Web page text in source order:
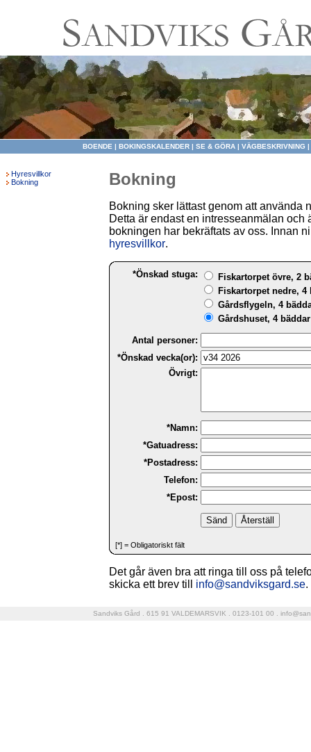
BOENDE | BOKINGSKALENDER | SE & GÖRA | VÄGBESKRIVNING |
Hyresvillkor
Bokning
Bokning
Bokning sker lättast genom att använda
Detta är endast en intresseanmälan och
bokningen har bekräftats av oss. Innan
hyresvillkor.
*Önskad stuga:
Fiskartorpet övre, 2
Fiskartorpet nedre, 4
Gårdsflygeln, 4
Gårdshuset, 4
Antal personer:
*Önskad vecka(or):
Övrigt:
*Namn:
*Gatuadress:
*Postadress:
Telefon:
*Epost:
[*] = Obligatoriskt fält
Det går även bra att ringa till oss på
skicka ett brev till info@sandviksgard.se.
Sandviks Gård . 615 91 VALDEMARSVIK . 0123-101 00 .